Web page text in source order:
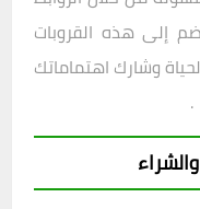
إلى هذه القروبات
وشارك اهتماماتك
.